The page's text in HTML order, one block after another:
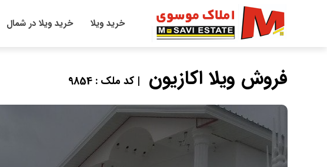
خرید ویلا خرید ویلا در شمال
فروش ویلا اکازیون | کد ملک : 9854